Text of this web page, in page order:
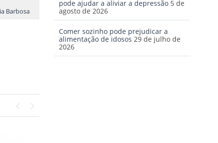
Barbosa
pode ajudar a aliviar a depressão 5 de
agosto de 2026
Comer sozinho pode prejudicar a
alimentação de idosos 29 de julho de
2026